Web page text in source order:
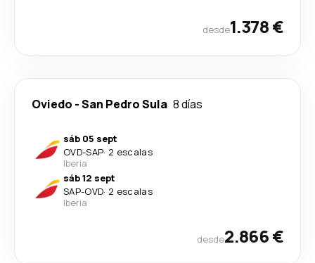
desde1.378 €
Oviedo -San Pedro Sula 8 días
sáb 05 sept
OVD-SAP· 2 escalas
Iberia
sáb 12 sept
SAP-OVD· 2 escalas
Iberia
desde2.866 €